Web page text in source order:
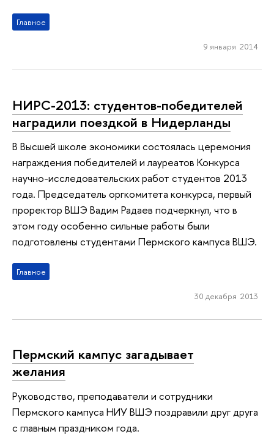
Главное
9 января 2014
НИРС-2013: студентов-победителей
наградили поездкой в Нидерланды
В Высшей школе экономики состоялась церемония
награждения победителей и лауреатов Конкурса
научно-исследовательских работ студентов 2013
года. Председатель оргкомитета конкурса, первый
проректор ВШЭ Вадим Радаев подчеркнул, что в
этом году особенно сильные работы были
подготовлены студентами Пермского кампуса ВШЭ.
Главное
30 декабря 2013
Пермский кампус загадывает
желания
Руководство, преподаватели и сотрудники
Пермского кампуса НИУ ВШЭ поздравили друг друга
с главным праздником года.